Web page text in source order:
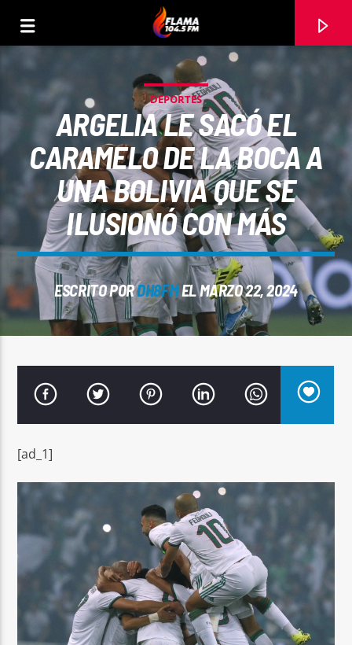
CANCIÓN ACTUAL
TÍTULO
ARTISTA
Señal FM
DEPORTES
ARGELIA LE SACÓ EL
CARAMELO DE LA BOCA A
UNA BOLIVIA QUE SE
ILUSIONÓ CON MÁS
ESCRITO PORDH8FMEL MARZO 22, 2024
[ad_1]